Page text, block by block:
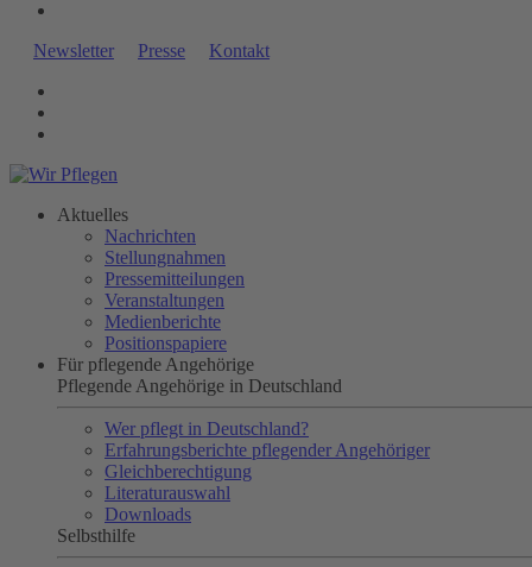
Newsletter Presse Kontakt
Aktuelles
Nachrichten
Stellungnahmen
Pressemitteilungen
Veranstaltungen
Medienberichte
Positionspapiere
Für pflegende Angehörige
Pflegende Angehörige in Deutschland
Wer pflegt in Deutschland?
Erfahrungsberichte pflegender Angehöriger
Gleichberechtigung
Literaturauswahl
Downloads
Selbsthilfe